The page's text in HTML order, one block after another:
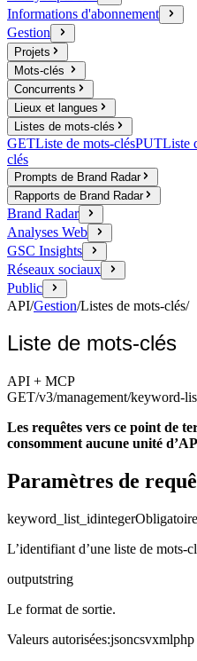
Informations d'abonnement
Gestion
Projets
Mots-clés
Concurrents
Lieux et langues
Listes de mots-clés
GETListe de mots-clésPUTListe
clés
Prompts de Brand Radar
Rapports de Brand Radar
Brand Radar
Analyses Web
GSC Insights
Réseaux sociaux
Public
API/Gestion/Listes de mots-clés/
Liste de mots-clés
API + MCP
GET/v3/management/keyword-
Les requêtes vers ce point de
consomment aucune unité
Paramètres de
keyword_list_idintegerObligatoire
L’identifiant d’une liste de mots-
outputstring
Le format de sortie.
Valeurs autorisées:jsoncsvxmlphp